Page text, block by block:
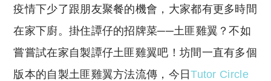
y
Li
n
k
s
A
p
p
疫情下少了跟朋友聚餐的機會，大家都有更多時間
在家下廚。掛住譚仔的招牌菜──土匪雞翼？不如
嘗嘗試在家自製譚仔土匪雞翼吧！坊間一直有多個
版本的自製土匪雞翼方法流傳，今日Tutor Circle